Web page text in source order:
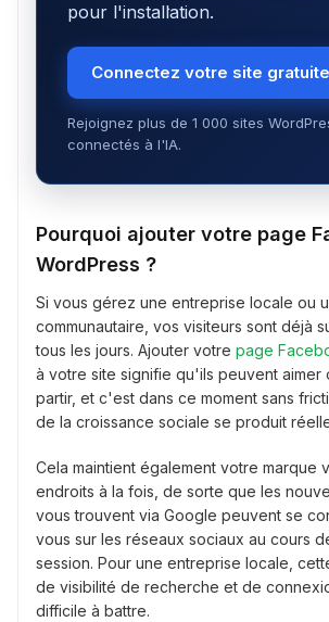
pour l'installation.
Connectez votre site
Rejoignez plus de 1 000 sites
connectés à l'IA.
Pourquoi ajouter votre page
WordPress ?
Si vous gérez une entreprise locale ou
communautaire, vos visiteurs sont déjà
tous les jours. Ajouter votre page
à votre site signifie qu'ils peuvent aimer
partir, et c'est dans ce moment sans
de la croissance sociale se produit
Cela maintient également votre marque
endroits à la fois, de sorte que les
vous trouvent via Google peuvent se
vous sur les réseaux sociaux au cours
session. Pour une entreprise locale,
de visibilité de recherche et de
difficile à battre.